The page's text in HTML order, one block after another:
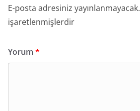
E-posta adresiniz yayınlanmayacak.
işaretlenmişlerdir
Yorum *